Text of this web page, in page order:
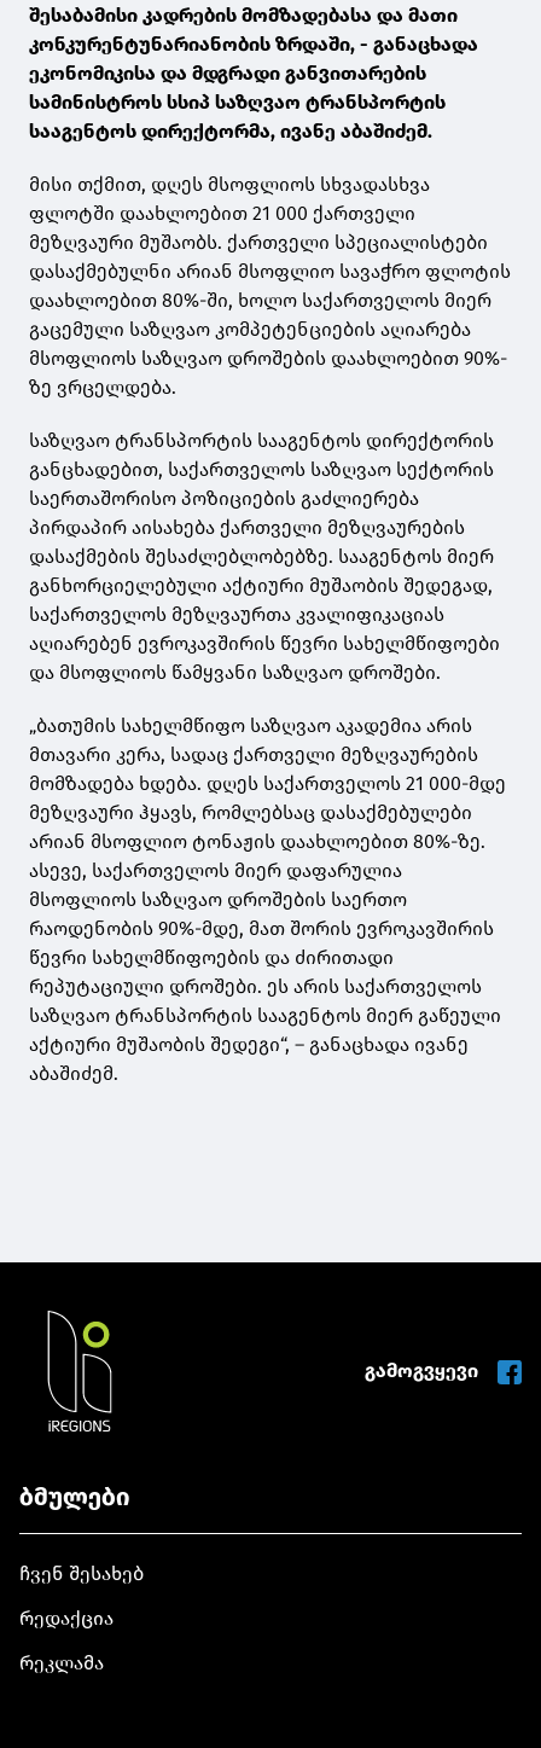
შესაბამისი კადრების მომზადებასა და მათი
კონკურენტუნარიანობის ზრდაში, - განაცხადა
ეკონომიკისა და მდგრადი განვითარების
სამინისტროს სსიპ საზღვაო ტრანსპორტის
სააგენტოს დირექტორმა, ივანე აბაშიძემ.
მისი თქმით, დღეს მსოფლიოს სხვადასხვა
ფლოტში დაახლოებით 21 000 ქართველი
მეზღვაური მუშაობს. ქართველი სპეციალისტები
დასაქმებულნი არიან მსოფლიო სავაჭრო ფლოტის
დაახლოებით 80%-ში, ხოლო საქართველოს მიერ
გაცემული საზღვაო კომპეტენციების აღიარება
მსოფლიოს საზღვაო დროშების დაახლოებით 90%-
ზე ვრცელდება.
საზღვაო ტრანსპორტის სააგენტოს დირექტორის
განცხადებით, საქართველოს საზღვაო სექტორის
საერთაშორისო პოზიციების გაძლიერება
პირდაპირ აისახება ქართველი მეზღვაურების
დასაქმების შესაძლებლობებზე. სააგენტოს მიერ
განხორციელებული აქტიური მუშაობის შედეგად,
საქართველოს მეზღვაურთა კვალიფიკაციას
აღიარებენ ევროკავშირის წევრი სახელმწიფოები
და მსოფლიოს წამყვანი საზღვაო დროშები.
„ბათუმის სახელმწიფო საზღვაო აკადემია არის
მთავარი კერა, სადაც ქართველი მეზღვაურების
მომზადება ხდება. დღეს საქართველოს 21 000-მდე
მეზღვაური ჰყავს, რომლებსაც დასაქმებულები
არიან მსოფლიო ტონაჟის დაახლოებით 80%-ზე.
ასევე, საქართველოს მიერ დაფარულია
მსოფლიოს საზღვაო დროშების საერთო
რაოდენობის 90%-მდე, მათ შორის ევროკავშირის
წევრი სახელმწიფოების და ძირითადი
რეპუტაციული დროშები. ეს არის საქართველოს
საზღვაო ტრანსპორტის სააგენტოს მიერ გაწეული
აქტიური მუშაობის შედეგი“, – განაცხადა ივანე
აბაშიძემ.
გამოგვყევი
ბმულები
ჩვენ შესახებ
რედაქცია
რეკლამა